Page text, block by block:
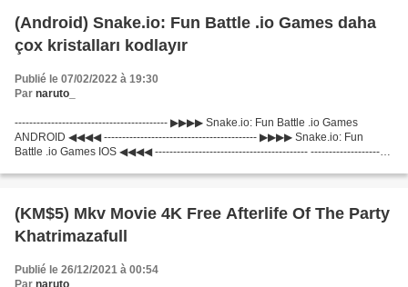
(Android) Snake.io: Fun Battle .io Games daha
çox kristalları kodlayır
Publié le 07/02/2022 à 19:30
Par naruto_
------------------------------------------ ▶▶▶▶ Snake.io: Fun Battle .io Games
ANDROID ◀◀◀◀ ------------------------------------------ ▶▶▶▶ Snake.io: Fun
Battle .io Games IOS ◀◀◀◀ ------------------------------------------ ----------------------
(KM$5) Mkv Movie 4K Free Afterlife Of The Party
Khatrimazafull
Publié le 26/12/2021 à 00:54
Par naruto_